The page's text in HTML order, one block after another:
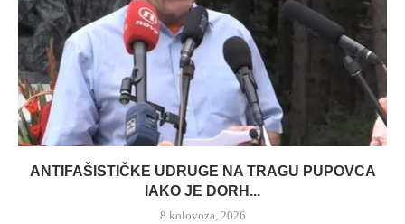
ANTIFAŠISTIČKE UDRUGE NA TRAGU PUPOVCA
IAKO JE DORH...
8 kolovoza, 2026